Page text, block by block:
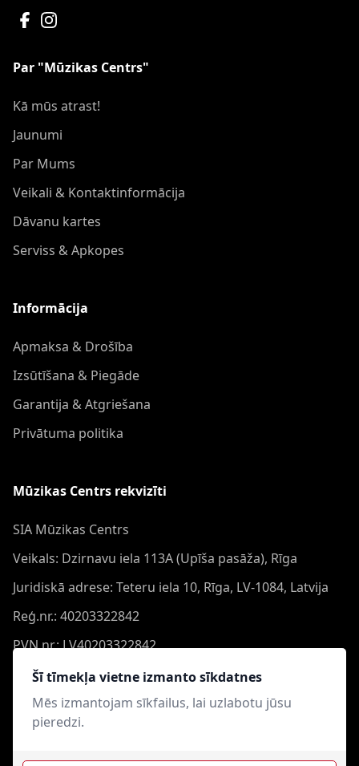
Šī tīmekļa vietne izmanto sīkdatnes
Mēs izmantojam sīkfailus, lai uzlabotu jūsu
pieredzi.
Par "Mūzikas Centrs"
Kā mūs atrast!
Jaunumi
Par Mums
Veikali & Kontaktinformācija
Dāvanu kartes
Serviss & Apkopes
Informācija
Apmaksa & Drošība
Izsūtīšana & Piegāde
Garantija & Atgriešana
Privātuma politika
Mūzikas Centrs rekvizīti
SIA Mūzikas Centrs
Veikals: Dzirnavu iela 113A (Upīša pasāža), Rīga
Juridiskā adrese: Teteru iela 10, Rīga, LV-1084, Latvija
Reģ.nr.: 40203322842
PVN nr.: LV40203322842
Banka: Swedbank AS
Konts: LV44HABA0551050864473
Swift: HABALV22